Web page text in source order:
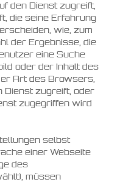
den Dienst zugreift,
die seine Erfahrung
wie, zum
der Ergebnisse, die
eine Suche
oder der Inhalt des
Art des Browsers,
Dienst zugreift, oder
zugegriffen wird
selbst
einer Webseite
des
müssen